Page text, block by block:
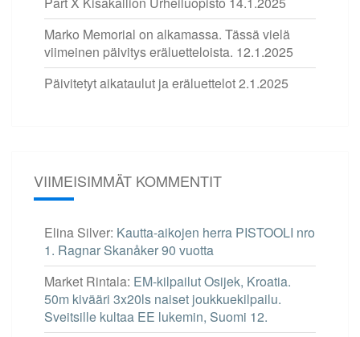
Marko Memorial on alkamassa. Tässä vielä
viimeinen päivitys eräluetteloista. 12.1.2025
Päivitetyt aikataulut ja eräluettelot2.1.2025
VIIMEISIMMÄT KOMMENTIT
Elina Silver: Kautta-aikojen herra PISTOOLI nro
1. Ragnar Skanåker 90 vuotta
Market Rintala: EM-kilpailut Osijek, Kroatia.
50m kivääri 3x20ls naiset joukkuekilpailu.
Sveitsille kultaa EE lukemin, Suomi 12.